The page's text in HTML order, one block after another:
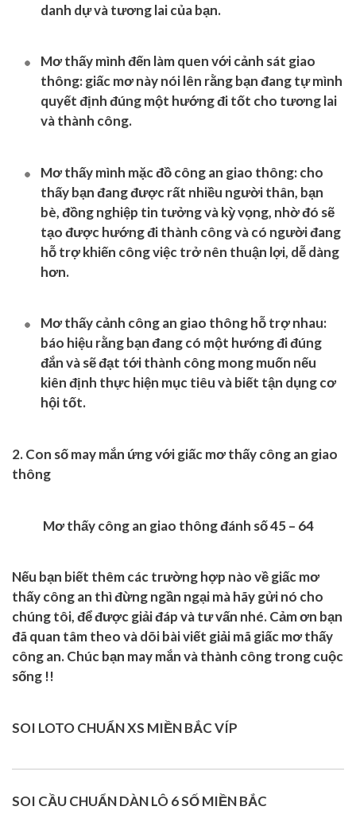
danh dự và tương lai của bạn.
Mơ thấy mình đến làm quen với cảnh sát giao
thông: giấc mơ này nói lên rằng bạn đang tự mình
quyết định đúng một hướng đi tốt cho tương lai
và thành công.
Mơ thấy mình mặc đồ công an giao thông: cho
thấy bạn đang được rất nhiều người thân, bạn
bè, đồng nghiệp tin tưởng và kỳ vọng, nhờ đó sẽ
tạo được hướng đi thành công và có người đang
hỗ trợ khiến công việc trở nên thuận lợi, dễ dàng
hơn.
Mơ thấy cảnh công an giao thông hỗ trợ nhau:
báo hiệu rằng bạn đang có một hướng đi đúng
đắn và sẽ đạt tới thành công mong muốn nếu
kiên định thực hiện mục tiêu và biết tận dụng cơ
hội tốt.
2. Con số may mắn ứng với giấc mơ thấy công an giao
thông
Mơ thấy công an giao thông đánh số45 – 64
Nếu bạn biết thêm các trường hợp nào về giấc mơ
thấy công an thì đừng ngần ngại mà hãy gửi nó cho
chúng tôi, để được giải đáp và tư vấn nhé. Cảm ơn bạn
đã quan tâm theo và dõi bài viết giải mã giấc mơ thấy
công an. Chúc bạn may mắn và thành công trong cuộc
sống !!
SOI LOTO CHUẨN XS MIỀN BẮC VÍP
SOI CẦU CHUẨN DÀN LÔ 6 SỐ MIỀN BẮC